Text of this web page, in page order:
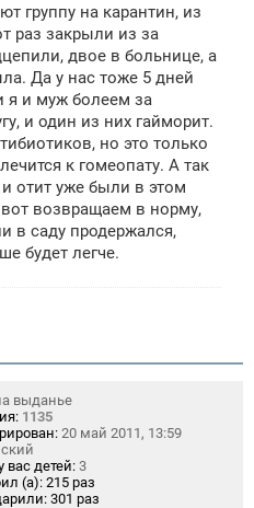
группу на карантин, из
раз закрыли из за
двое в больнице, а
Да у нас тоже 5 дней
я и муж болеем за
и один из них гайморит.
но это только
к гомеопату. А так
отит уже были в этом
возвращаем в норму,
в саду продержался,
будет легче.
выданье
1135
20 май 2011, 13:59
вас детей: 3
(а): 215 раз
301 раз